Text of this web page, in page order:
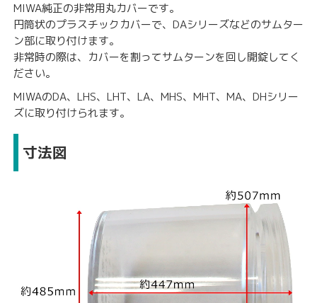
MIWA純正の非常用丸カバーです。
円筒状のプラスチックカバーで、DAシリーズなどのサムター
ン部に取り付けます。
非常時の際は、カバーを割ってサムターンを回し開錠してく
ださい。
MIWAのDA、LHS、LHT、LA、MHS、MHT、MA、DHシリー
ズに取り付けられます。
寸法図